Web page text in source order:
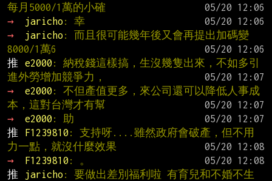
每月5000/1萬的小確
→
jaricho : 幸
→
jaricho : 而且很可能幾年後又會再提出加碼變
8000/1萬6
推
e2000 : 納稅錢這樣搞，生沒幾隻出來，不如多引
進外勞增加競爭力，
→
e2000 : 不但產值更多，來公司還可以降低人事成
本，這對台灣才有幫
→
e2000 : 助
推
F1239810 : 支持呀....雖然政府會破產，但不用
力一點，就沒什麼效果
→
F1239810 : 。
推
jaricho : 要做出差別福利啦 有育兒和不婚不生